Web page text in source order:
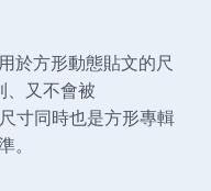
於方形動態貼文的尺
、又不會被
寸同時也是方形專輯
。